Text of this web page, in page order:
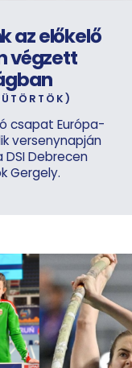
az előkelő
végzett
csapat Európa-
versenynapján
Debrecen
Gergely.